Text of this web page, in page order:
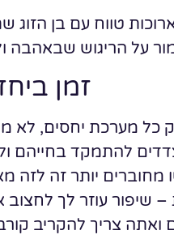
טווח עם בן
על הריגוש שבאהבה
זמן
כל מערכת יחסים, לא
להתמקד בחייהם
מחוברים יותר זה
– שיפור עוזר לך
צריך להקריב